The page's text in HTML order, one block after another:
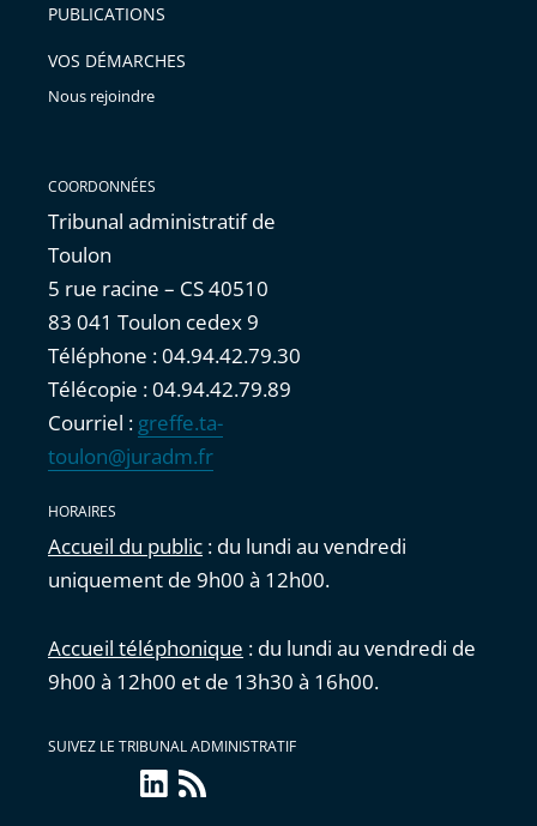
avant
PUBLICATIONS
VOS DÉMARCHES
Nous rejoindre
COORDONNÉES
Tribunal administratif de
Toulon
5 rue racine – CS 40510
83 041 Toulon cedex 9
Téléphone : 04.94.42.79.30
Télécopie : 04.94.42.79.89
Courriel : greffe.ta-
toulon@juradm.fr
HORAIRES
Accueil du public : du lundi au vendredi
uniquement de 9h00 à 12h00.
Accueil téléphonique : du lundi au vendredi de
9h00 à 12h00 et de 13h30 à 16h00.
SUIVEZ LE TRIBUNAL ADMINISTRATIF
linkedin
Flux
RSS